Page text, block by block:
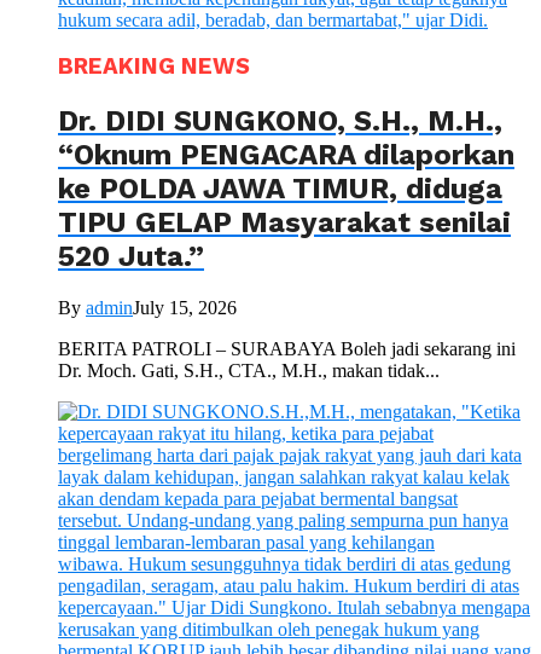
BREAKING NEWS
Dr. DIDI SUNGKONO, S.H., M.H.,
“Oknum PENGACARA dilaporkan
ke POLDA JAWA TIMUR, diduga
TIPU GELAP Masyarakat senilai
520 Juta.”
By adminJuly 15, 2026
BERITA PATROLI – SURABAYA Boleh jadi sekarang ini
Dr. Moch. Gati, S.H., CTA., M.H., makan tidak...